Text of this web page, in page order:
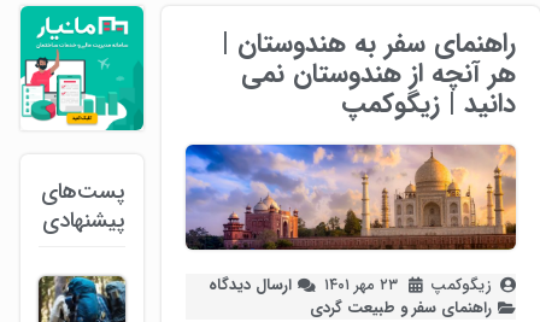
راهنمای سفر به هندوستان |
هر آنچه از هندوستان نمی
دانید | زیگوکمپ
زیگوکمپ ۲۳ مهر ۱۴۰۱
ارسال دیدگاه
راهنمای سفر و طبیعت گردی
پست‌های
پیشنهادی